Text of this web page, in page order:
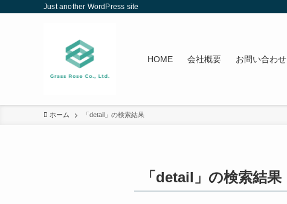
Just another WordPress site
HOME 会社概要 お問い合わせ
ホーム 「detail」の検索結果
「detail」の検索結果